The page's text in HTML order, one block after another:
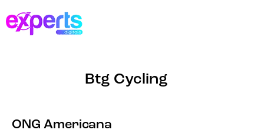
Btg Cycling
ONG Americana